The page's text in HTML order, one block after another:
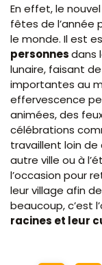
En effet, le
fêtes de l’année
le monde. Il est
personnesdans
lunaire, faisant
importantes au
effervescence
animées, des
célébrations
travaillent loin de
autre ville ou à
l’occasion pour
leur village afin
beaucoup, c’est
racines et leur